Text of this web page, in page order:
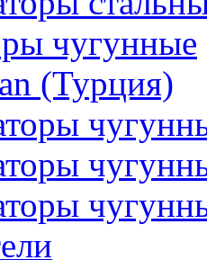
чугунные
(Турция)